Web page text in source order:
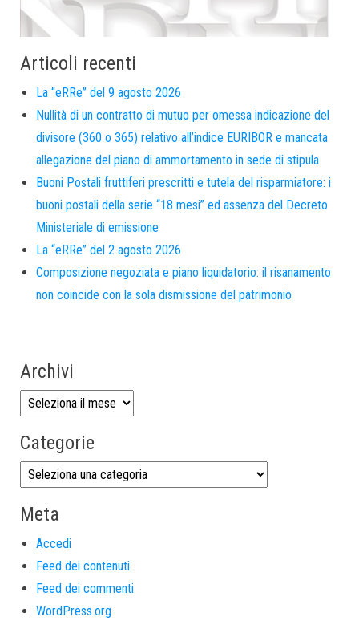
Articoli recenti
La “eRRe” del 9 agosto 2026
Nullità di un contratto di mutuo per omessa indicazione del
divisore (360 o 365) relativo all’indice EURIBOR e mancata
allegazione del piano di ammortamento in sede di stipula
Buoni Postali fruttiferi prescritti e tutela del risparmiatore: i
buoni postali della serie “18 mesi” ed assenza del Decreto
Ministeriale di emissione
La “eRRe” del 2 agosto 2026
Composizione negoziata e piano liquidatorio: il risanamento
non coincide con la sola dismissione del patrimonio
Archivi
Categorie
Meta
Accedi
Feed dei contenuti
Feed dei commenti
WordPress.org